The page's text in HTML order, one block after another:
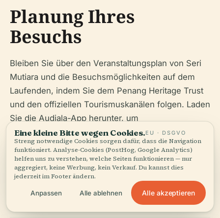
Planung Ihres
Besuchs
Bleiben Sie über den Veranstaltungsplan von Seri
Mutiara und die Besuchsmöglichkeiten auf dem
Laufenden, indem Sie dem Penang Heritage Trust
und den offiziellen Tourismuskanälen folgen. Laden
Sie die Audiala-App herunter, um
Echtzeitbenachrichtigungen und Neuigkeiten zu
Kulturerbestätten zu erhalten. Ergänzen Sie Ihren
Besuch mit Stadtführungen, lokalen kulinarischen
Genüssen und anderen kulturellen Erlebnissen in
Eine kleine Bitte wegen Cookies.EU · DSGVO
Streng notwendige Cookies sorgen dafür, dass die Navigation
funktioniert. Analyse-Cookies (PostHog, Google Analytics)
helfen uns zu verstehen, welche Seiten funktionieren — nur
aggregiert, keine Werbung, kein Verkauf. Du kannst dies
jederzeit im Footer ändern.
Anpassen Alle ablehnen Alle akzeptieren